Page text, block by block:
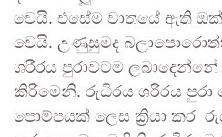
වෙයි. එසේම වාතයේ ඇති
වෙයි. උණුසුමද
ශරීරය පුරාවටම
කිරීමෙනි. රුධිරය ශරීරය පුරා
පොම්පයක් ලෙස ක්‍රියා කර